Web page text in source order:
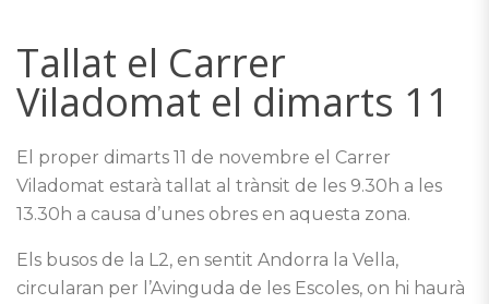
Tallat el Carrer
Viladomat el dimarts 11
El proper dimarts 11 de novembre el Carrer
Viladomat estarà tallat al trànsit de les 9.30h a les
13.30h a causa d’unes obres en aquesta zona.
Els busos de la L2, en sentit Andorra la Vella,
circularan per l’Avinguda de les Escoles, on hi haurà